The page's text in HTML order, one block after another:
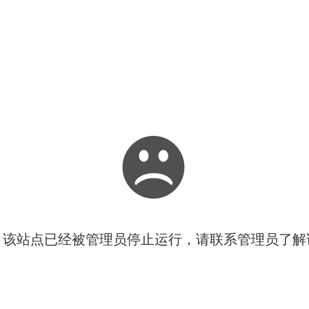
站点已经被管理员停止运行，请联系管理员了